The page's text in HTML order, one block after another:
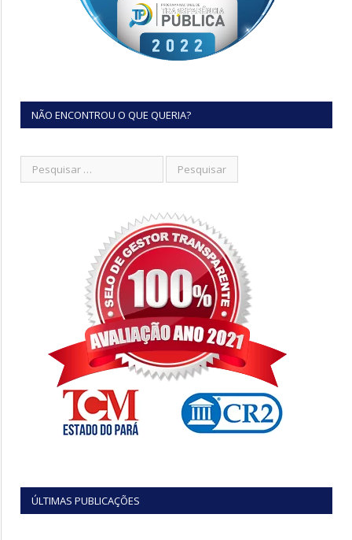
NÃO ENCONTROU O QUE QUERIA?
ÚLTIMAS PUBLICAÇÕES